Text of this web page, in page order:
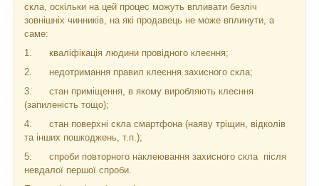
скла, оскільки на цей процес можуть впливати безліч
зовнішніх чинників, на які продавець не може вплинути, а
саме:
1.
кваліфікація людини провідного клеєння;
2.
недотримання правил клеєння захисного скла;
3.
стан приміщення, в якому виробляють клеєння
(запиленість тощо);
4.
стан поверхні скла смартфона (наяву тріщин, відколів
та інших пошкоджень, т.п.);
5.
спроби повторного наклеювання захисного скла після
невдалої першої спроби.